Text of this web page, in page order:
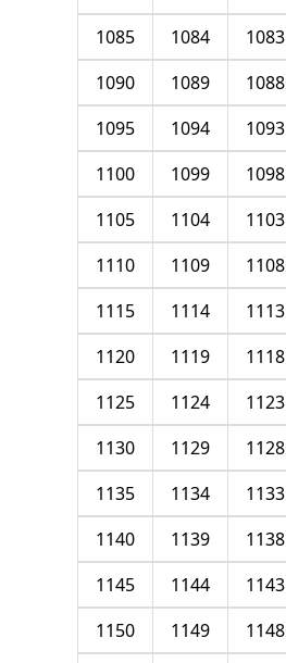
1083
1084
1085
1088
1089
1090
1093
1094
1095
1098
1099
1100
1103
1104
1105
1108
1109
1110
1113
1114
1115
1118
1119
1120
1123
1124
1125
1128
1129
1130
1133
1134
1135
1138
1139
1140
1143
1144
1145
1148
1149
1150